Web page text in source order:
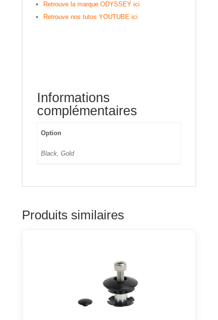
Retrouve la marque ODYSSEY ici
Retrouve nos tutos YOUTUBE ici
Informations
complémentaires
Option
Black, Gold
Produits similaires